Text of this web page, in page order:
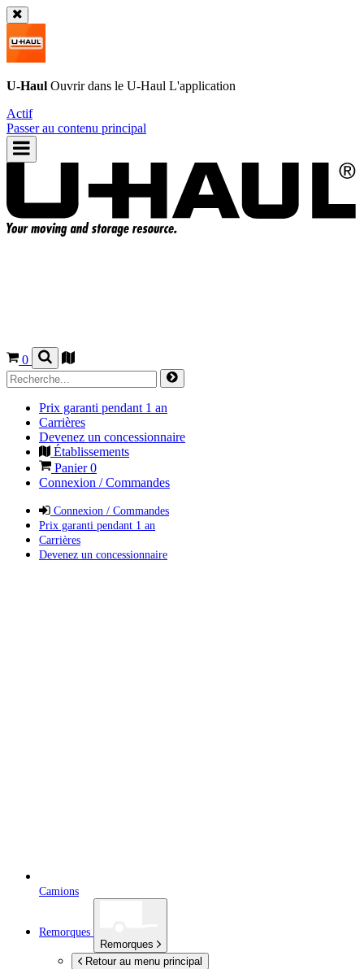
U-Haul Ouvrir dans le U-Haul L'application
Actif
Passer au contenu principal
0
Prix garanti pendant 1 an
Carrières
Devenez un concessionnaire
Établissements
Panier0
Connexion / Commandes
Connexion / Commandes
Prix garanti pendant 1 an
Carrières
Devenez un concessionnaire
Camions
Remorques
Remorques
Retour au menu principal